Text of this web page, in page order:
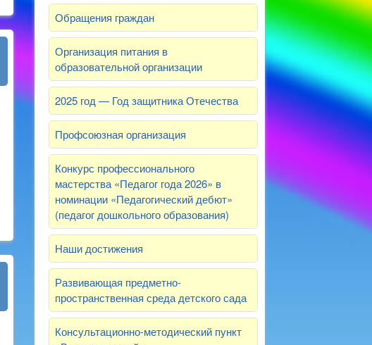
Обращения граждан
Организация питания в
образовательной организации
2025 год — Год защитника Отечества
Профсоюзная организация
Конкурс профессионального
мастерства «Педагог года 2026» в
номинации «Педагогический дебют»
(педагог дошкольного образования)
Наши достижения
Развивающая предметно-
пространственная среда детского сада
Консультационно-методический пункт